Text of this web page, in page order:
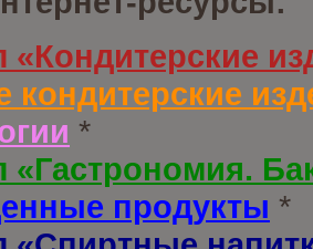
кондитерские
*
продукты *